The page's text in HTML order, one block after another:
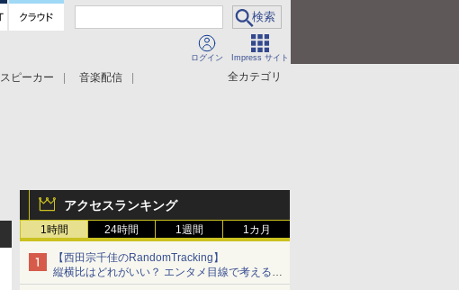
ログイン Impress サイト
全カテゴリ
スピーカー
音楽配信
アクセスランキング
1時間 24時間 1週間 1カ月
【西田宗千佳のRandomTracking】
縦横比はどれがいい？ エンタメ目線で考える、
サムスン新「Galaxy Z Fold」